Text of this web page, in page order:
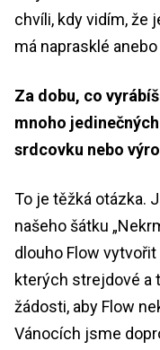
chvíli, kdy vidím, že
má naprasklé
Za dobu, co
mnoho
srdcovku nebo
To je těžká otázka.
našeho šátku
dlouho Flow
kterých strejdové a
žádosti, aby Flow
Vánocích jsme